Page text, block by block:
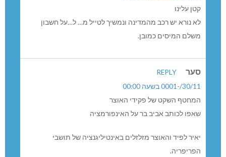
קטן עלינו
לא נורא יש רכב מהמדינה ונמשיך לטייל מ… ל…על חשבון
משלם המיסים כמובן.
סער
REPLY
30/11/-0001 בשעה 00:00
המחטף השקט של פקידי האוצר
שאפו לכותב אביב בר על האינפורמציה
יאיר לפיד והאוצר מזלזלים באינטיליגנציה של תושבי
הפריפריה.